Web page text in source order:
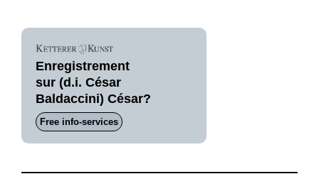
Enregistrement
sur (d.i. César
Baldaccini) César?
Free info-services